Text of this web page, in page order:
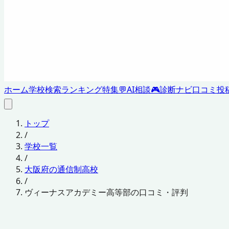
ホーム学校検索ランキング特集💬AI相談🎮診断ナビ口コミ投
トップ
/
学校一覧
/
大阪府の通信制高校
/
ヴィーナスアカデミー高等部の口コミ・評判